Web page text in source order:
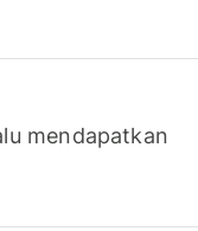
mendapatkan